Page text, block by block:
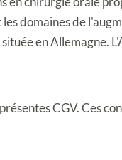
domaines de
en Allemagne.
CGV. Ces